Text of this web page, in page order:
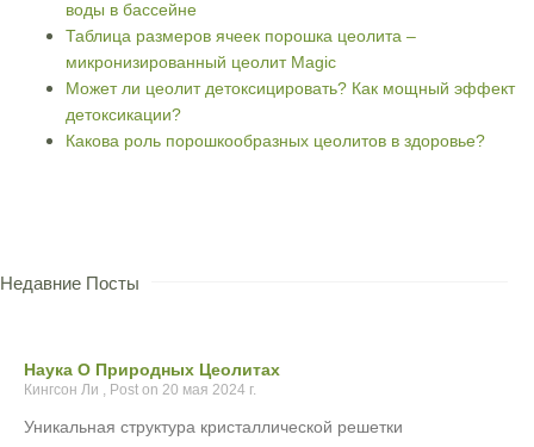
воды в бассейне
Таблица размеров ячеек порошка цеолита –
микронизированный цеолит Magic
Может ли цеолит детоксицировать? Как мощный эффект
детоксикации?
Какова роль порошкообразных цеолитов в здоровье?
Недавние Посты
Наука О Природных Цеолитах
Кингсон Ли 20 мая 2024 г.
Уникальная структура кристаллической решетки